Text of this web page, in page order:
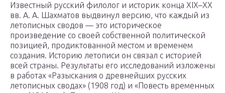
Известный русский филолог и историк конца XIX–XX
вв. А. А. Шахматов выдвинул версию, что каждый из
летописных сводов — это историческое
произведение со своей собственной политической
позицией, продиктованной местом и временем
создания. Историю летописи он связал с историей
всей страны. Результаты его исследований изложены
в работах «Разыскания о древнейших русских
летописных сводах» (1908 год) и «Повесть временных